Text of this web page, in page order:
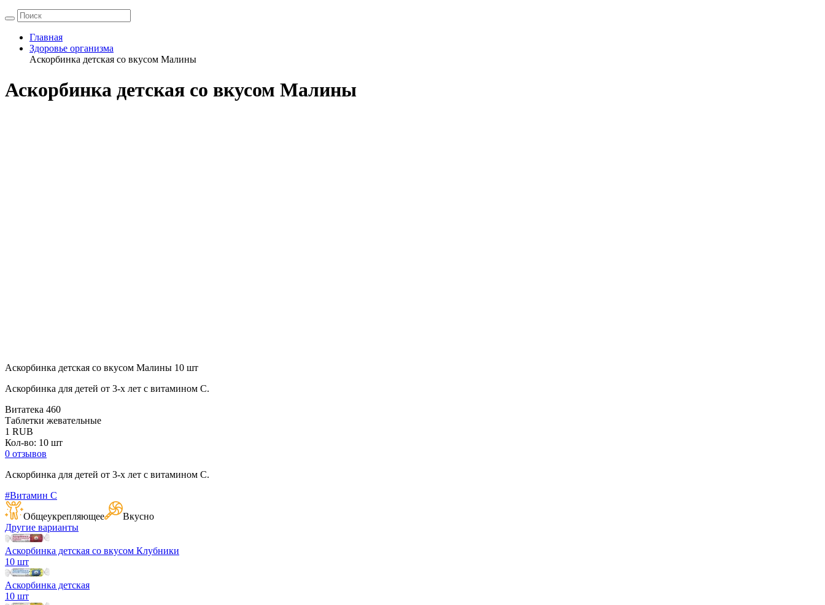
Главная
Здоровье организма
Аскорбинка детская со вкусом Малины
Аскорбинка детская со вкусом Малины
Аскорбинка детская со вкусом Малины 10 шт
Аскорбинка для детей от 3-х лет с витамином С.
Витатека 460
Таблетки жевательные
1 RUB
Кол-во: 10 шт
0 отзывов
Аскорбинка для детей от 3-х лет с витамином С.
#Витамин C
Общеукрепляющее
Вкусно
Другие варианты
Аскорбинка детская со вкусом Клубники
10 шт
Аскорбинка детская
10 шт